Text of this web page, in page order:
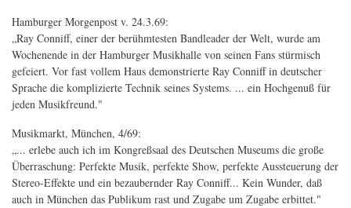
Hamburger Morgenpost v. 24.3.69:
„Ray Conniff, einer der berühmtesten Bandleader der Welt, wurde am
Wochenende in der Hamburger Musikhalle von seinen Fans stürmisch
gefeiert. Vor fast vollem Haus demonstrierte Ray Conniff in deutscher
Sprache die komplizierte Technik seines Systems. ... ein Hochgenuß für
jeden Musikfreund."
Musikmarkt, München, 4/69:
„... erlebe auch ich im Kongreßsaal des Deutschen Museums die große
Überraschung: Perfekte Musik, perfekte Show, perfekte Aussteuerung der
Stereo-Effekte und ein bezaubernder Ray Conniff... Kein Wunder, daß
auch in München das Publikum rast und Zugabe um Zugabe erbittet."